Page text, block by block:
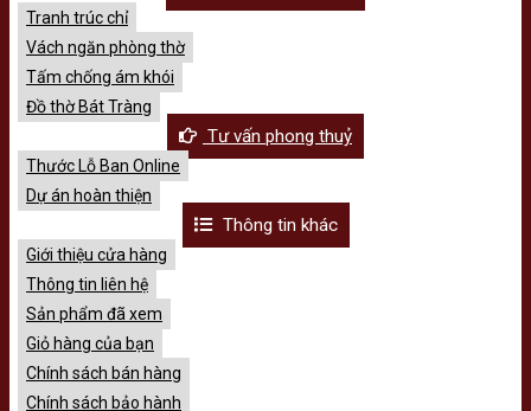
Tranh trúc chỉ
Vách ngăn phòng thờ
Tấm chống ám khói
Đồ thờ Bát Tràng
Tư vấn phong thuỷ
Thước Lỗ Ban Online
Dự án hoàn thiện
Thông tin khác
Giới thiệu cửa hàng
Thông tin liên hệ
Sản phẩm đã xem
Giỏ hàng của bạn
Chính sách bán hàng
Chính sách bảo hành